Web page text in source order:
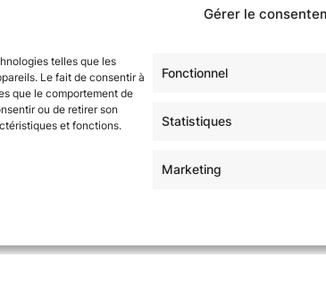
Gérer le
telles que les
Le fait de consentir à
que le comportement de
ou de retirer son
et fonctions.
Fonctionnel
Statistiques
Marketing
des étoilé·e·s en participant à notre